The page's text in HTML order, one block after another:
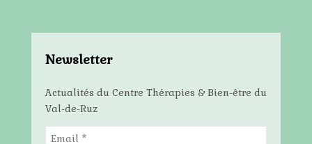
Newsletter
Actualités du Centre Thérapies & Bien-être du
Val-de-Ruz